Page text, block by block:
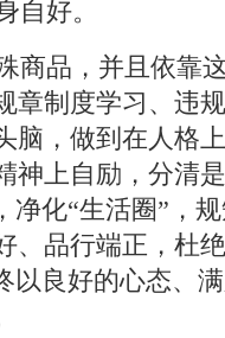
好。
商品，并且依靠
章制度学习、违
脑，做到在人格
神上自励，分清
净化“生活圈”，
、品行端正，杜
以良好的心态、